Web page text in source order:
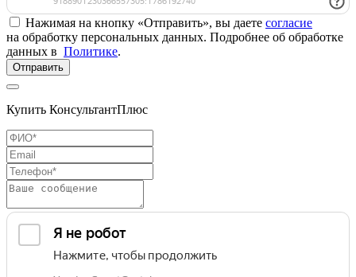
Нажимая на кнопку «Отправить», вы даете согласие
на обработку персональных данных. Подробнее об обработке
данных в Политике.
Отправить
Купить КонсультантПлюс